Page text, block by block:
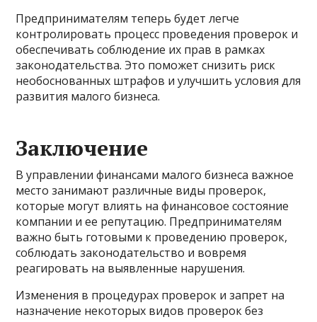
Предпринимателям теперь будет легче
контролировать процесс проведения проверок и
обеспечивать соблюдение их прав в рамках
законодательства. Это поможет снизить риск
необоснованных штрафов и улучшить условия для
развития малого бизнеса.
Заключение
В управлении финансами малого бизнеса важное
место занимают различные виды проверок,
которые могут влиять на финансовое состояние
компании и ее репутацию. Предпринимателям
важно быть готовыми к проведению проверок,
соблюдать законодательство и вовремя
реагировать на выявленные нарушения.
Изменения в процедурах проверок и запрет на
назначение некоторых видов проверок без